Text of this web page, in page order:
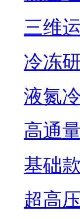
三维
冷冻
液氮
高通
基础
超高